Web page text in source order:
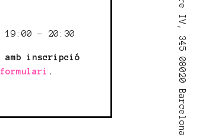
Pere IV, 345 08020 Barcelona
- 20:30
inscripció
.